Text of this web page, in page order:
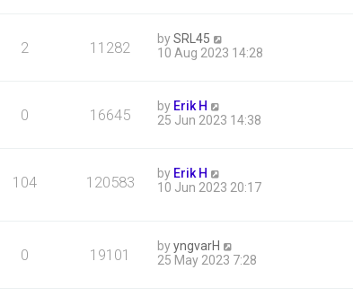
2 11282 bySRL45
10 Aug 2023 14:28
0 16645 by Erik H
25 Jun 2023 14:38
104 120583 by Erik H
10 Jun 2023 20:17
0 19101 byyngvarH
25 May 2023 7:28